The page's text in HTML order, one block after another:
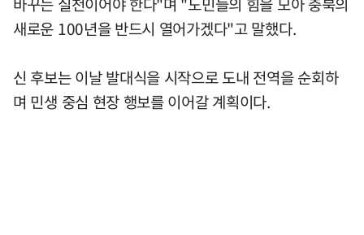
새로운 100년을 반드시 열어가겠다"고 말했다.
신 후보는 이날 발대식을 시작으로 도내 전역을 순회하
며 민생 중심 현장 행보를 이어갈 계획이다.